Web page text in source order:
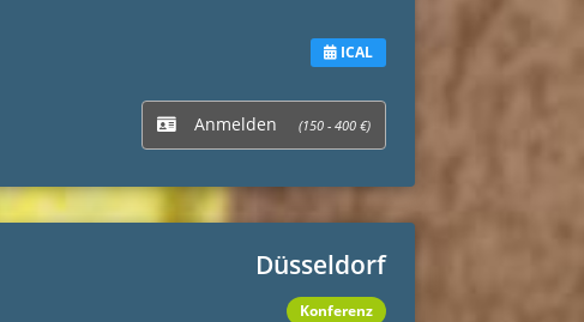
ICAL
Anmelden (150 - 400 €)
Düsseldorf
Konferenz